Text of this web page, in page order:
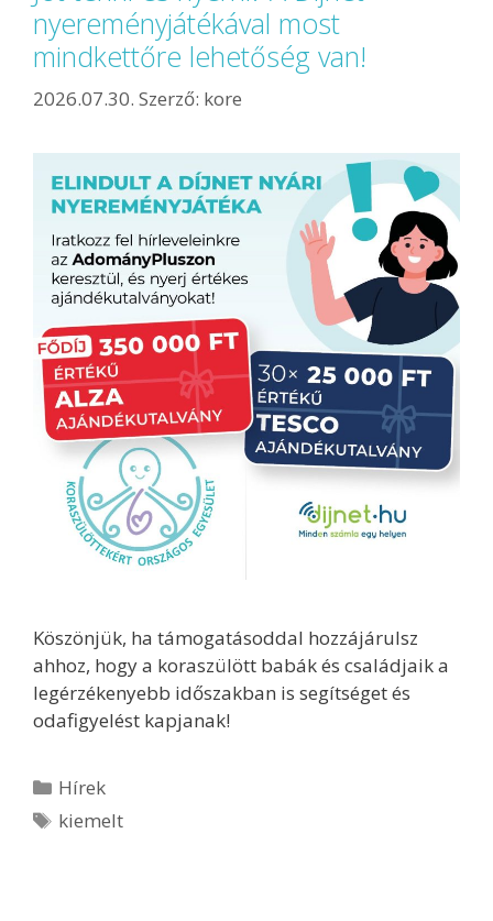
nyereményjátékával most
mindkettőre lehetőség van!
2026.07.30. Szerző: kore
Köszönjük, ha támogatásoddal hozzájárulsz
ahhoz, hogy a koraszülött babák és családjaik a
legérzékenyebb időszakban is segítséget és
odafigyelést kapjanak!
Hírek
kiemelt